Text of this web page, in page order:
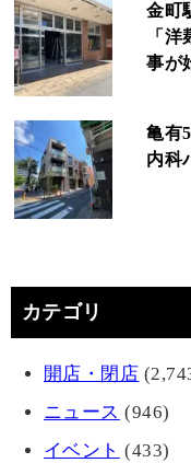
金町
「
事が
亀有
内科
カテゴリ
開店・閉店
ニュース (946)
イベント (433)